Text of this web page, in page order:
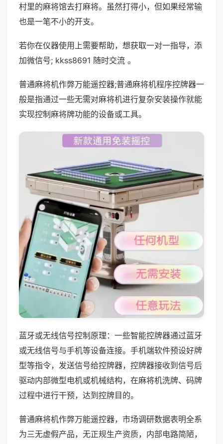
村里的麻将馆去打麻将。虽然打得小，但如果经常输
也是一笔不小的开支。
若你在仪器使用上需要帮助，想获取一对一指导，添
加微信号; kkss8691 随时交流 。
普通麻将机作弊万能遥控器;普通麻将机程序控牌器一
般是指通过一些无需对麻将机进行复杂安装操作就能
实现控制麻将牌功能的设备或工具。
蓝牙或无线信号控制原理：一些智能控牌器通过蓝牙
或无线信号与手机等设备连接。手机端软件预设好牌
型等指令，发送信号给控牌器，控牌器接收到信号后
驱动内部微型电机或机械结构，在麻将机洗牌、码牌
过程中进行干预，达到控牌目的。
普通麻将机作弊万能遥控器，市场调研数据表明全系
为三无虚假产品，无正规生产资质，内部电路简陋，